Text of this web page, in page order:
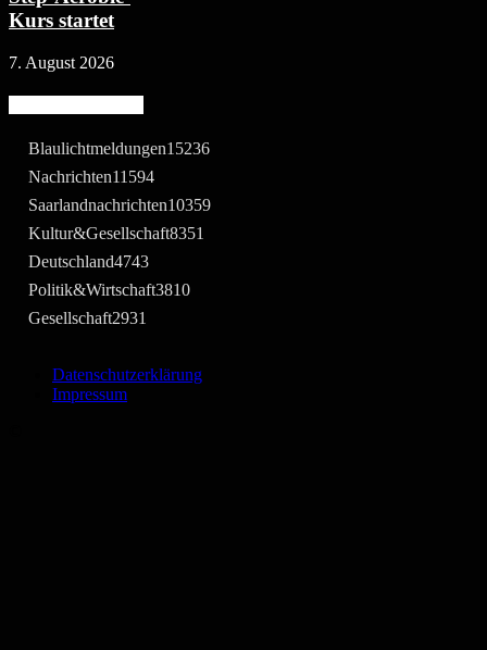
Kurs startet
7. August 2026
Blaulichtmeldungen15236
Nachrichten11594
Saarlandnachrichten10359
Kultur&Gesellschaft8351
Deutschland4743
Politik&Wirtschaft3810
Gesellschaft2931
Datenschutzerklärung
Impressum